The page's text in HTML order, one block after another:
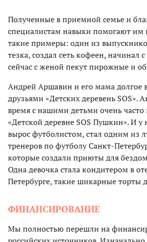
Полученные в приемной семье и
специалистам навыки помогают им
такие примеры: один из
тезка, создал сеть кофеен, начинал
сейчас с женой пекут пирожные и
Андрей Аршавин и его мама долгое
друзьями «Детских деревень SOS».
время с нашими детьми очень часто
«Детской деревне SOS Пушкин». И у
вырос футболистом, стал одним из
тренеров по футболу Санкт-
которые создали приюты для
Одна девочка стала кондитером в
Петербурге, такие шикарные торты
ФИНАНСИРОВАНИЕ
Мы полностью перешли на